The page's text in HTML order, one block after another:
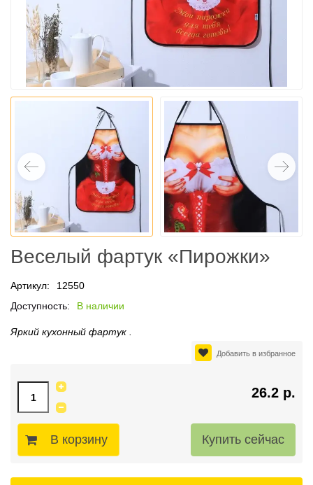
Веселый фартук «Пирожки»
Артикул:
12550
Доступность:
В наличии
Яркий кухонный фартук .
Добавить в избранное
26.2 р.
В корзину